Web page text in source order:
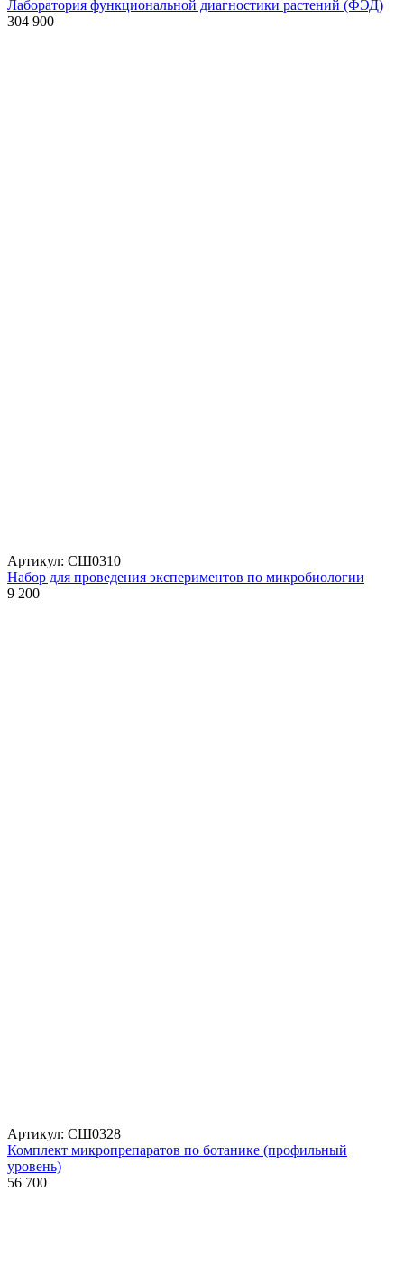
Лаборатория функциональной диагностики растений (ФЭД)
304 900
Артикул: СШ0310
Набор для проведения экспериментов по микробиологии
9 200
Артикул: СШ0328
Комплект микропрепаратов по ботанике (профильный
уровень)
56 700